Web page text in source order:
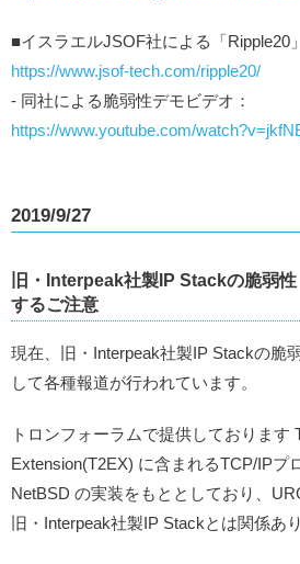
■イスラエルJSOF社による「Ripple20
https://www.jsof-tech.com/ripple20/
- 同社による脆弱性デモビデオ：
https://www.youtube.com/
2019/9/27
旧・Interpeak社製IP Stackの脆弱
するご注意
現在、旧・Interpeak社製IP Stackの脆
して各種報道が行われています。
トロンフォーラムで提供しております
Extension(T2EX) に含まれるTCP/IPプ
NetBSD の実装をもととしており、
旧・Interpeak社製IP Stackとは関係あ